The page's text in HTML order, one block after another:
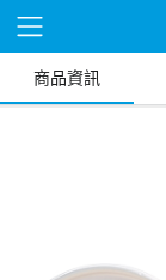
商品資訊